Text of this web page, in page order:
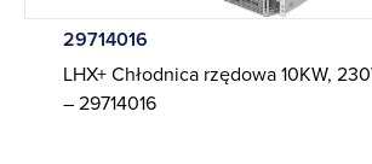
29714016
LHX+ Chłodnica rzędowa 10KW,
– 29714016